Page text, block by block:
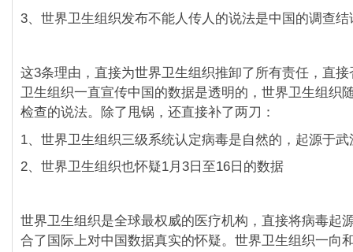
3、世界卫生组织发布不能人传人的说法是中国的调查结
这3条理由，直接为世界卫生组织推卸了所有责任，直
卫生组织一直宣传中国的数据是透明的，世界卫生组织
检查的说法。除了甩锅，还直接补了两刀：
1、世界卫生组织三级系统认定病毒是自然的，起源于武
2、世界卫生组织也怀疑1月3日至16日的数据
世界卫生组织是全球最权威的医疗机构，直接将病毒起
合了国际上对中国数据真实的怀疑。世界卫生组织一向